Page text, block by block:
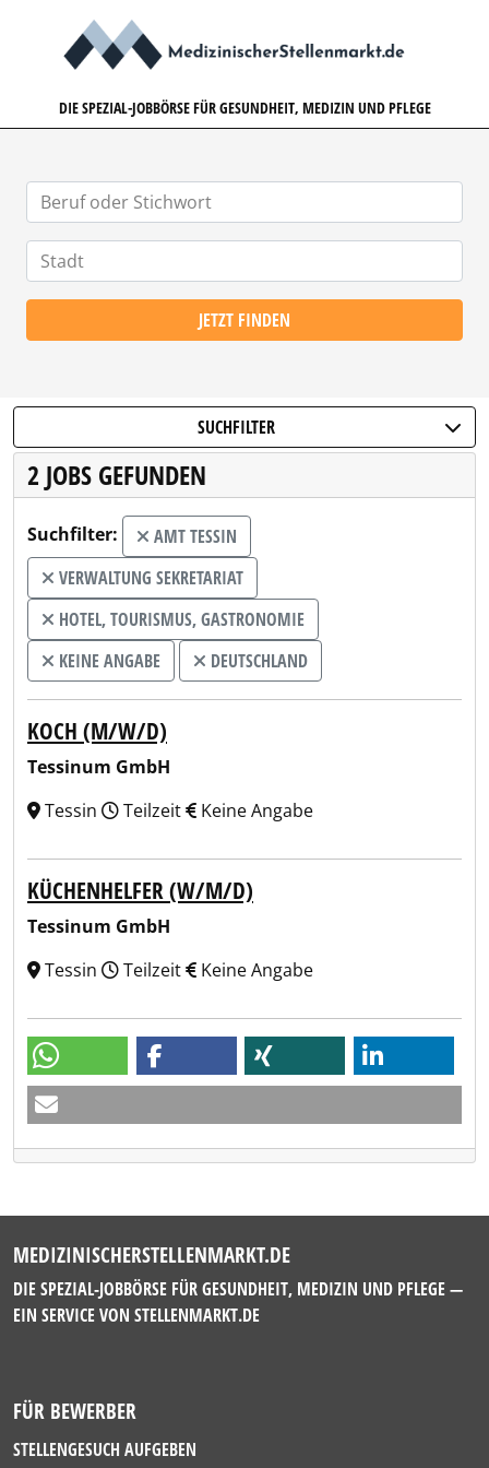
DIE SPEZIAL-JOBBÖRSE FÜR GESUNDHEIT, MEDIZIN UND PFLEGE
JETZT FINDEN
SUCHFILTER
2 JOBS GEFUNDEN
Suchfilter:
AMT TESSIN
VERWALTUNG SEKRETARIAT
HOTEL, TOURISMUS, GASTRONOMIE
KEINE ANGABE
DEUTSCHLAND
KOCH (M/W/D)
Tessinum GmbH
Tessin
Teilzeit Keine Angabe
KÜCHENHELFER (W/M/D)
Tessinum GmbH
Tessin
Teilzeit Keine Angabe
MEDIZINISCHERSTELLENMARKT.DE
DIE SPEZIAL-JOBBÖRSE FÜR GESUNDHEIT, MEDIZIN UND PFLEGE —
EIN SERVICE VON STELLENMARKT.DE
FÜR BEWERBER
STELLENGESUCH AUFGEBEN